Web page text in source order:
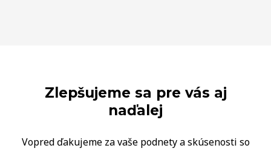
Zlepšujeme sa pre vás aj
naďalej
Vopred ďakujeme za vaše podnety a skúsenosti so